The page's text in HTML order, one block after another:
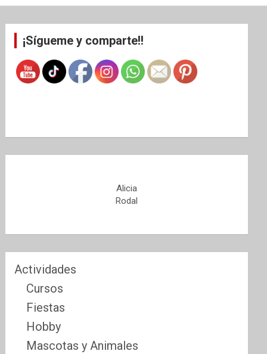
¡Sígueme y comparte!!
Alicia
Rodal
Actividades
Cursos
Fiestas
Hobby
Mascotas y Animales